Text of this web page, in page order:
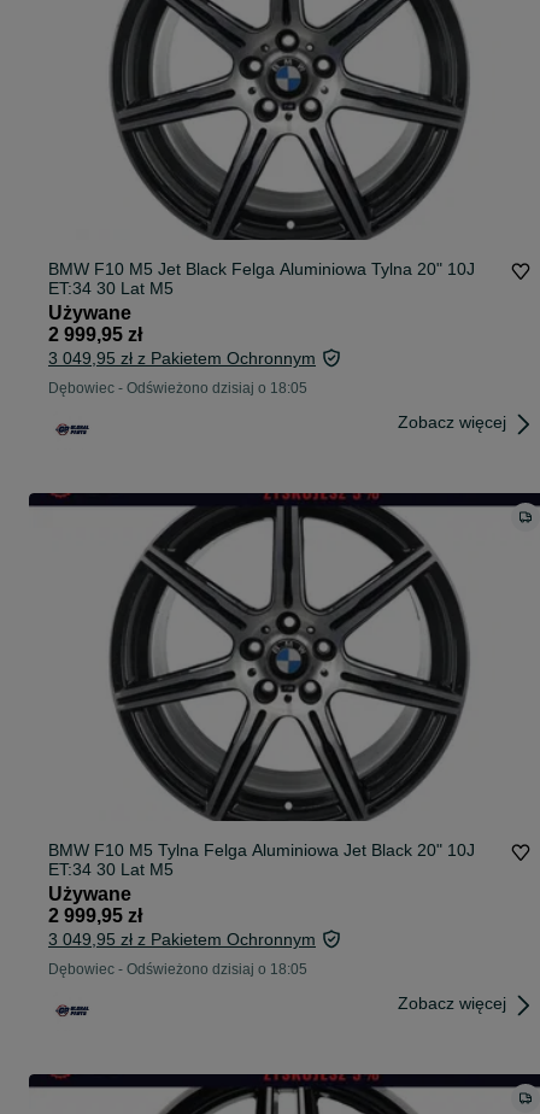
BMW F10 M5 Jet Black Felga Aluminiowa Tylna 20" 10J
ET:34 30 Lat M5
Używane
2 999,95 zł
3 049,95 zł z Pakietem Ochronnym
Dębowiec - Odświeżono dzisiaj o 18:05
Zobacz więcej
BMW F10 M5 Tylna Felga Aluminiowa Jet Black 20" 10J
ET:34 30 Lat M5
Używane
2 999,95 zł
3 049,95 zł z Pakietem Ochronnym
Dębowiec - Odświeżono dzisiaj o 18:05
Zobacz więcej